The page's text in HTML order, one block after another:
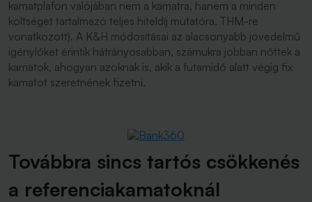
kamatplafon valójában nem a kamatra, hanem a minden
költséget tartalmazó teljes hiteldíj mutatóra, THM-re
vonatkozott). A K&H módosításai az alacsonyabb jövedelmű
igénylőket érintik hátrányosabban, számukra jobban nőttek a
kamatok, ahogyan azoknak is, akik a futamidő alatt végig fix
kamatot szeretnének fizetni.
Továbbra sincs tartós csökkenés
a referenciakamatoknál